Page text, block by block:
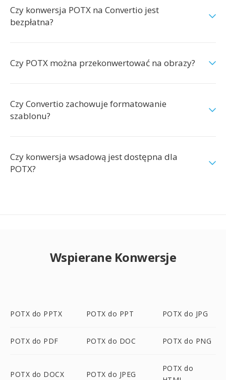
Czy konwersja POTX na Convertio jest
bezpłatna?
Czy POTX można przekonwertować na obrazy?
Czy Convertio zachowuje formatowanie
szablonu?
Czy konwersja wsadową jest dostępna dla
POTX?
Wspierane Konwersje
POTX do PPTX POTX do PPT POTX do JPG
POTX do PDF POTX do DOC POTX do PNG
POTX do DOCX POTX do JPEG
POTX do